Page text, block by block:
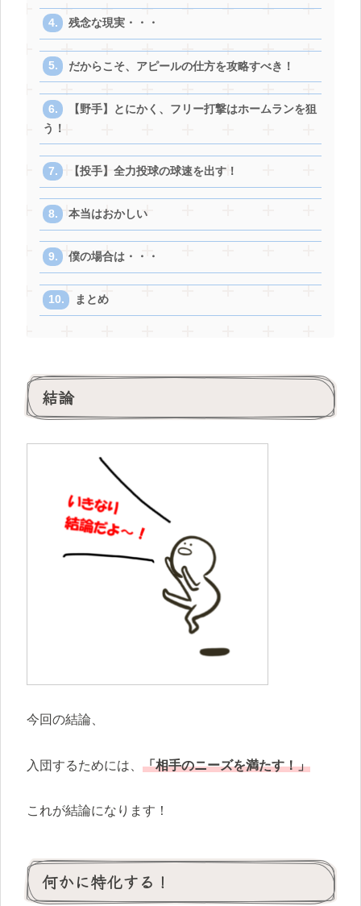
残念な現実・・・
だからこそ、アピールの仕方を攻略すべき！
【野手】とにかく、フリー打撃はホームランを狙
う！
【投手】全力投球の球速を出す！
本当はおかしい
僕の場合は・・・
まとめ
結論
今回の結論、
入団するためには、 「相手のニーズを満たす！」
これが結論になります！
何かに特化する！